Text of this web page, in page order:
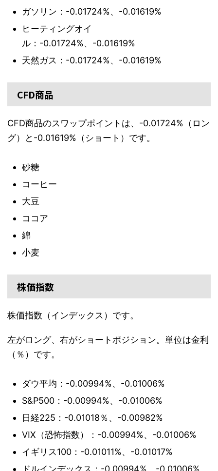
ガソリン：-0.01724%、-0.01619%
ヒーティングオイ
ル：-0.01724%、-0.01619%
天然ガス：-0.01724%、-0.01619%
CFD商品
CFD商品のスワップポイントは、-0.01724%（ロン
グ）と-0.01619%（ショート）です。
砂糖
コーヒー
大豆
ココア
綿
小麦
株価指数
株価指数（インデックス）です。
左がロング、右がショートポジション。単位は金利
（％）です。
ダウ平均：-0.00994%、-0.01006%
S&P500：-0.00994%、-0.01006%
日経225：-0.01018％、-0.00982%
VIX（恐怖指数）：-0.00994%、-0.01006%
イギリス100：-0.01011%、-0.01017%
ドルインデックス：-0.00994%、-0.01006%